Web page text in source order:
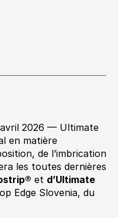
2026 — Ultimate
en matière
de l’imbrication
les toutes dernières
et d’Ultimate
Edge Slovenia, du